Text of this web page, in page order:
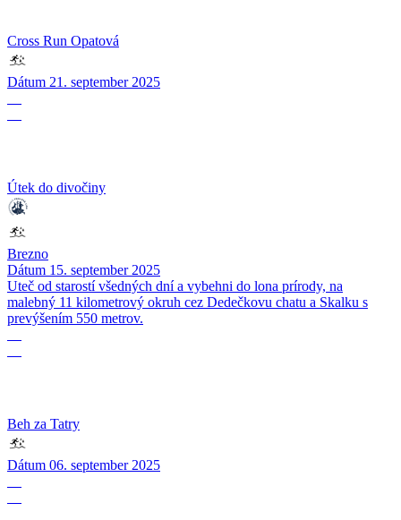
Cross Run Opatová
Dátum 21. september 2025
Útek do divočiny
Brezno
Dátum 15. september 2025
Uteč od starostí všedných dní a vybehni do lona prírody, na
malebný 11 kilometrový okruh cez Dedečkovu chatu a Skalku s
prevýšením 550 metrov.
Beh za Tatry
Dátum 06. september 2025